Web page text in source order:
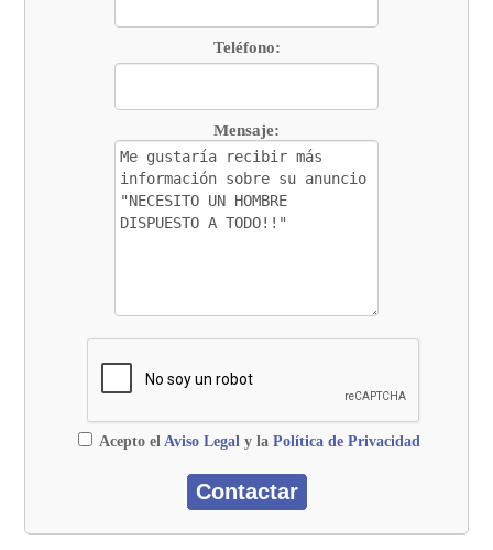
Teléfono:
Mensaje:
Acepto el Aviso Legal y la Política de Privacidad